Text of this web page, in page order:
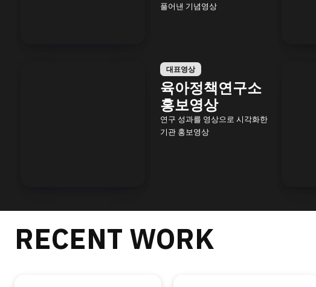
풀어낸 기념영상
대표영상
육아정책연구소
홍보영상
연구 성과를 영상으로 시각화한
기관 홍보영상
RECENT WORK